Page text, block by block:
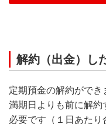
解約（出金）し
定期預金の解約ができ
満期日よりも前に解約
必要です（１日あたり